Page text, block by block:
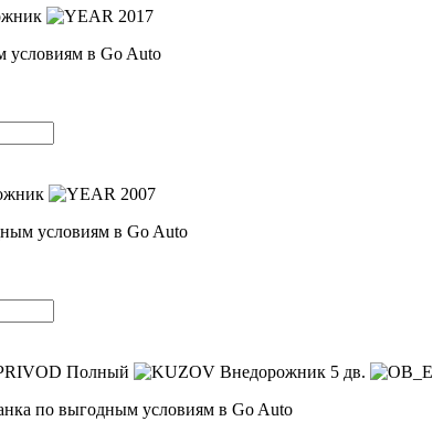
2017
2007
Полный Внедорожник 5 дв.